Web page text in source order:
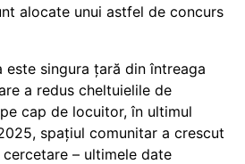
alocate unui astfel de concurs
este singura țară din întreaga
a redus cheltuielile de
cap de locuitor, în ultimul
spațiul comunitar a crescut
– ultimele date